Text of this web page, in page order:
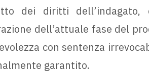
dei diritti
dell’attuale fase del
con sentenza
garantito.